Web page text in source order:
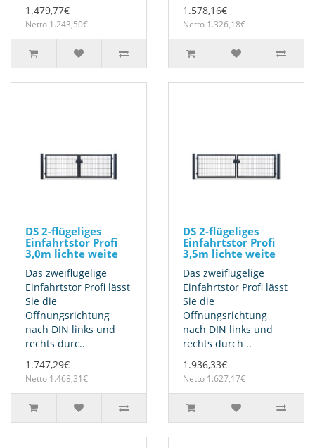
1.479,77€
Netto 1.243,50€
1.578,16€
Netto 1.326,18€
DS 2-flügeliges
Einfahrtstor Profi
3,0m lichte weite
Das zweiflügelige
Einfahrtstor Profi lässt
Sie die
Öffnungsrichtung
nach DIN links und
rechts durc..
1.747,29€
Netto 1.468,31€
DS 2-flügeliges
Einfahrtstor Profi
3,5m lichte weite
Das zweiflügelige
Einfahrtstor Profi lässt
Sie die
Öffnungsrichtung
nach DIN links und
rechts durch ..
1.936,33€
Netto 1.627,17€